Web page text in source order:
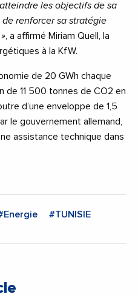
les objectifs de sa
renforcer sa stratégie
, a affirmé Miriam Quell, la
à la KfW.
de 20 GWh chaque
de 11 500 tonnes de CO2 en
d’une enveloppe de 1,5
le gouvernement allemand,
assistance technique dans
#TUNISIE